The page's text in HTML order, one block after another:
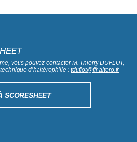
vous pouvez contacter M. Thierry DUFLOT,
d’haltérophilie :tduflot@ffhaltero.fr
SCORESHEET